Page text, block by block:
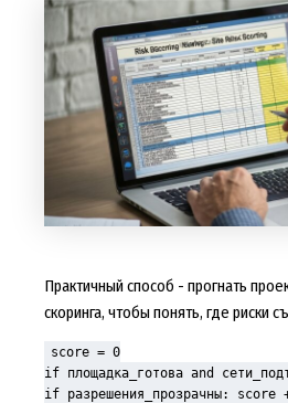
Практичный способ - прогнать
скоринга, чтобы понять, где риски
score = 0
if площадка_готова and
if разрешения_прозрачны: